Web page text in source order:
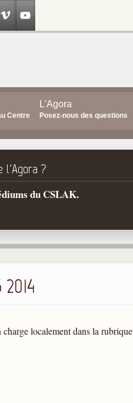
Centre
L'Agora
Posez-nous des questions
l'Agora ?
du CSLAK.
charge localement dans la rubrique